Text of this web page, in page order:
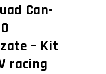
Can-
– Kit
racing